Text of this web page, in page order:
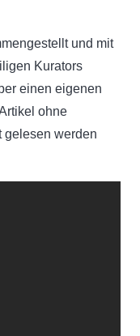
und mit
Kurators
einen eigenen
ohne
gelesen werden